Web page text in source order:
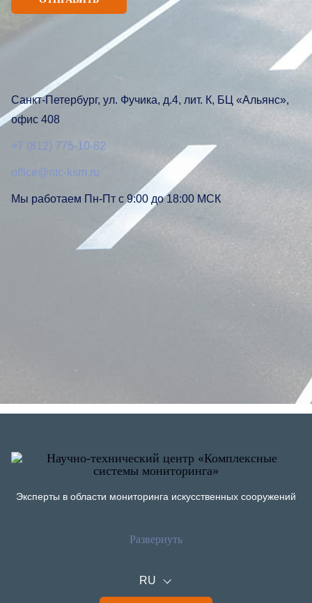
Санкт-Петербург, ул. Фучика, д.4, лит. К, БЦ «Альянс»,
офис 408
+7 (812) 775-10-82
office@ntc-ksm.ru
Мы работаем Пн-Пт с 9:00 до 18:00 МСК
Эксперты в области мониторинга искусственных сооружений
Развернуть
Новости
Статьи
RU